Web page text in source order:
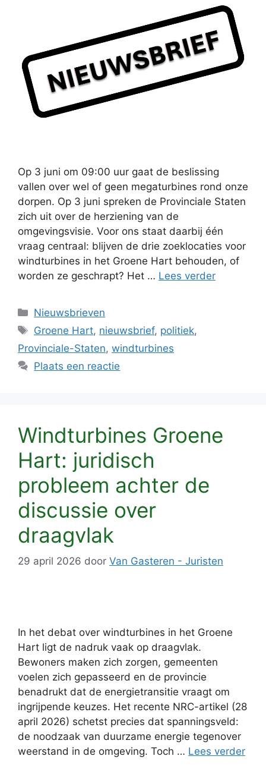
Op 3 juni om 09:00 uur gaat de beslissing
vallen over wel of geen megaturbines rond onze
dorpen. Op 3 juni spreken de Provinciale Staten
zich uit over de herziening van de
omgevingsvisie. Voor ons staat daarbij één
vraag centraal: blijven de drie zoeklocaties voor
windturbines in het Groene Hart behouden, of
worden ze geschrapt? Het … Lees verder
Categorieën
Nieuwsbrieven
Tags
Groene Hart, nieuwsbrief, politiek,
Provinciale-Staten, windturbines
Plaats een reactie
Windturbines Groene
Hart: juridisch
probleem achter de
discussie over
draagvlak
29 april 2026 door Van Gasteren - Juristen
In het debat over windturbines in het Groene
Hart ligt de nadruk vaak op draagvlak.
Bewoners maken zich zorgen, gemeenten
voelen zich gepasseerd en de provincie
benadrukt dat de energietransitie vraagt om
ingrijpende keuzes. Het recente NRC-artikel (28
april 2026) schetst precies dat spanningsveld:
de noodzaak van duurzame energie tegenover
weerstand in de omgeving. Toch … Lees verder